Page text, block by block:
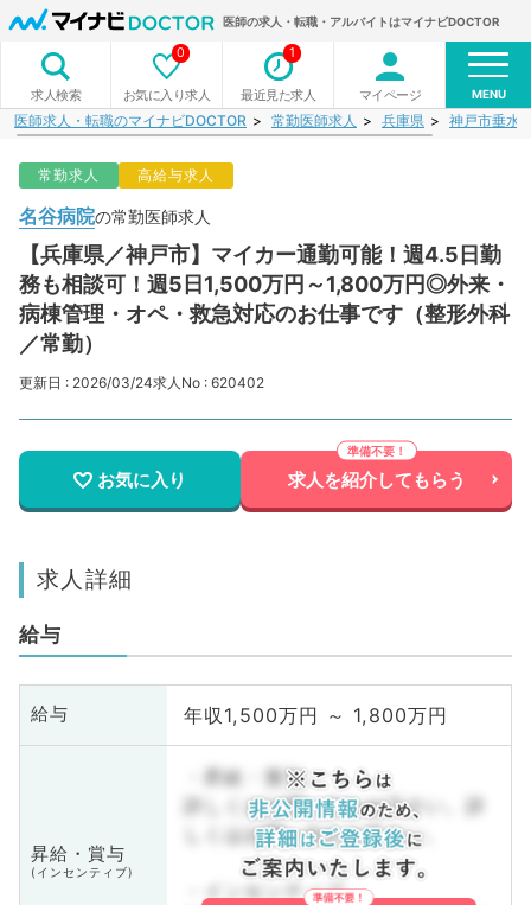
医師の求人・転職・アルバイトはマイナビDOCTOR
求人検索 お気に入り求人
0
最近見た求人
1
マイページ MENU
医師求人・転職のマイナビDOCTOR 常勤医師求人 兵庫県 神戸市垂水
常勤求人 高給与求人
名谷病院の常勤医師求人
【兵庫県／神戸市】マイカー通勤可能！週4.5日勤
務も相談可！週5日1,500万円～1,800万円◎外来・
病棟管理・オペ・救急対応のお仕事です（整形外科
／常勤）
更新日 : 2026/03/24求人No : 620402
お気に入り 求人を紹介してもらう
求人詳細
給与
給与 年収1,500万円 ～ 1,800万円
昇給・賞与
(インセンティブ)
・昇給・賞与
詳しくはお問い合わせ下さい。詳
しくはお問い合わせ下さい。
・インセンティブ